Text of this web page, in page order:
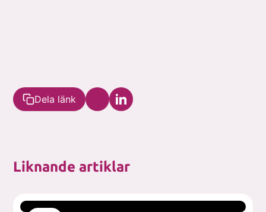
Dela länk
Liknande artiklar